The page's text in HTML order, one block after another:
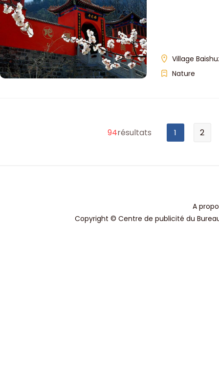
Village
Nature
94résultats 1 2
A
Copyright © Centre de publicité du